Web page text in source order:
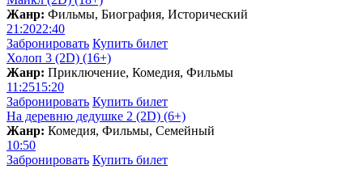
Жанр: Фильмы, Биография, Исторический
21:2022:40
Забронировать Купить билет
Холоп 3 (2D) (16+)
Жанр: Приключение, Комедия, Фильмы
11:2515:20
Забронировать Купить билет
На деревню дедушке 2 (2D) (6+)
Жанр: Комедия, Фильмы, Семейный
10:50
Забронировать Купить билет